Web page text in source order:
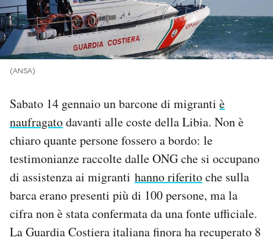
NEWSLETTER
I MIEI PREFERITI
CALENDARIO
AREA PERSONALE
Area Personale
Newsletter
(ANSA)
Sabato 14 gennaio un barcone di migranti è
naufragatodavanti alle coste della Libia. Non è
chiaro quante persone fossero a bordo: le
testimonianze raccolte dalle ONG che si occupano
di assistenza ai migranti hanno riferitoche sulla
barca erano presenti più di 100 persone, ma la
cifra non è stata confermata da una fonte ufficiale.
La Guardia Costiera italiana finora ha recuperato 8